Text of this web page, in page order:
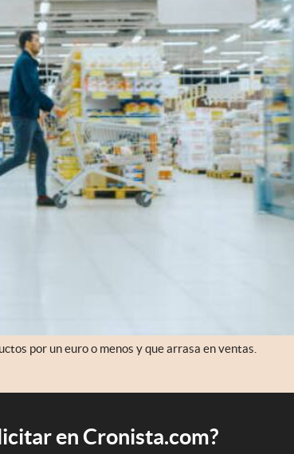
por un euro o menos y que arrasa en ventas.
en Cronista.com?